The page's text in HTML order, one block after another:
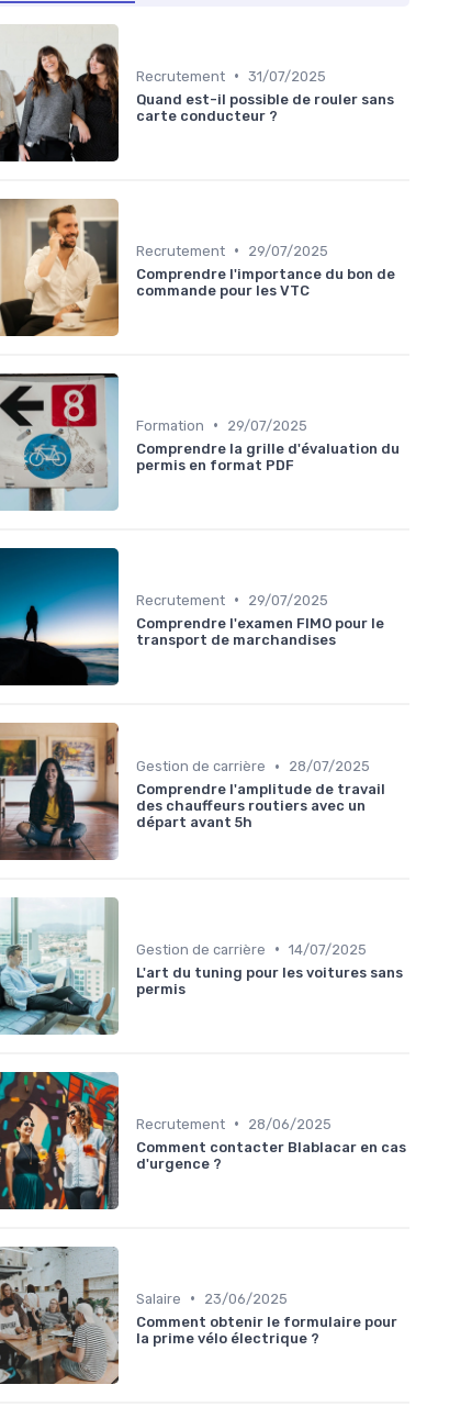
Recrutement • 31/07/2025
Quand est-il possible de rouler sans
carte conducteur ?
Recrutement •
29/07/2025
Comprendre l'importance du bon de
commande pour les VTC
Formation •
29/07/2025
Comprendre la grille d'évaluation du
permis en format PDF
Recrutement •
29/07/2025
Comprendre l'examen FIMO pour le
transport de marchandises
Gestion de carrière •
28/07/2025
Comprendre l'amplitude de travail
des chauffeurs routiers avec un
départ avant 5h
Gestion de carrière • 14/07/2025
L'art du tuning pour les voitures sans
permis
Recrutement •
28/06/2025
Comment contacter Blablacar en cas
d'urgence ?
Salaire •
23/06/2025
Comment obtenir le formulaire pour
la prime vélo électrique ?